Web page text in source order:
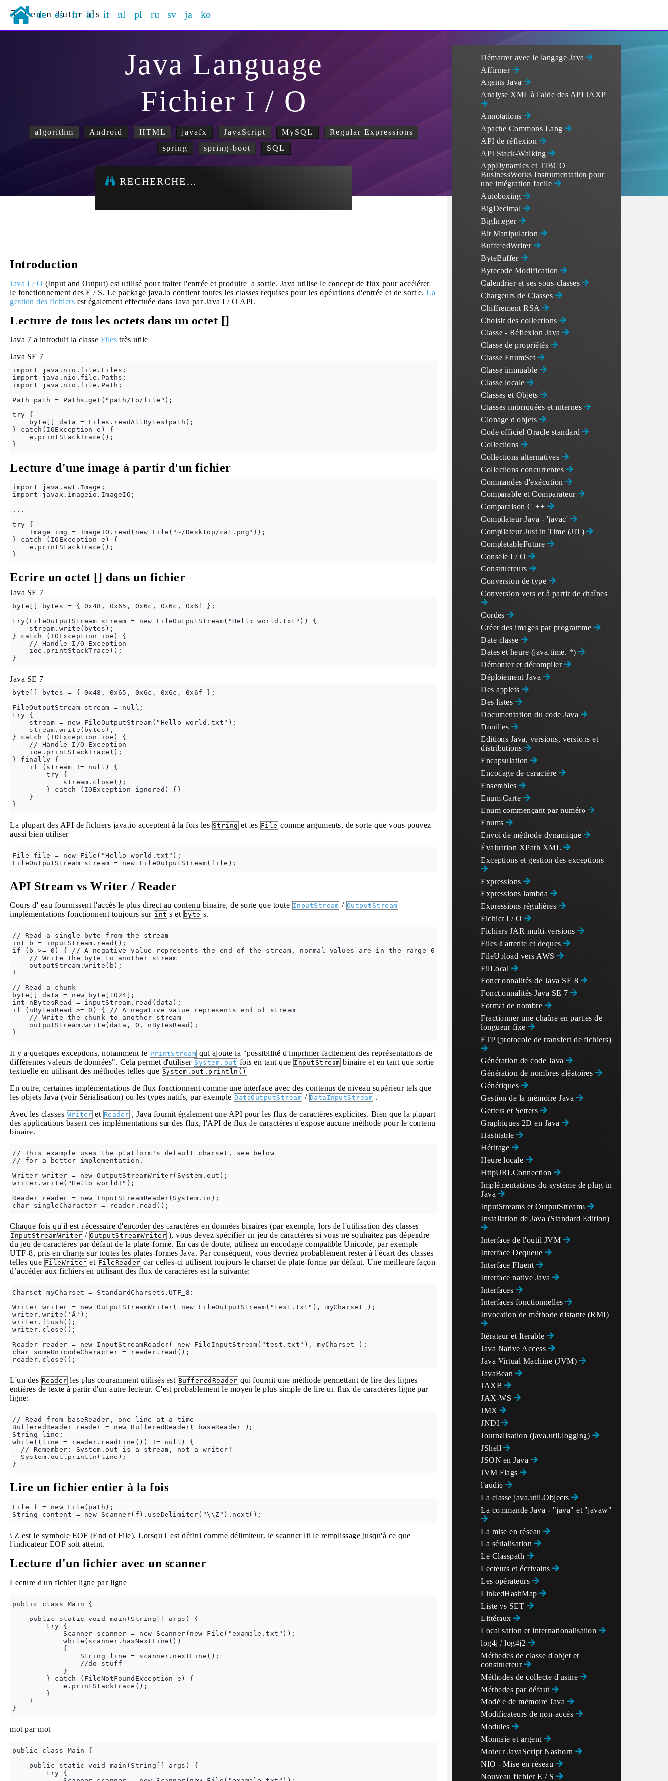
Learn Tutorials
de es fr hi it nl pl ru sv ja ko
Java Language
Fichier I / O
algorithm Android HTML javafx JavaScript MySQL
Regular Expressions
spring
spring-boot SQL
RECHERCHE…
Introduction
Java I / O (Input and Output) est utilisé pour traiter l'entrée et produire la sortie. Java utilise le concept de flux pour accélérer
le fonctionnement des E / S. Le package java.io contient toutes les classes requises pour les opérations d'entrée et de sortie. La
gestion des fichiers est également effectuée dans Java par Java I / O API.
Lecture de tous les octets dans un octet []
Java 7 a introduit la classe Files très utile
Java SE 7
import java.nio.file.Files;
import java.nio.file.Paths;
import java.nio.file.Path;
Path path = Paths.get("path/to/file");
try {
    byte[] data = Files.readAllBytes(path);
} catch(IOException e) {
    e.printStackTrace();
Lecture d'une image à partir d'un fichier
import java.awt.Image;
import javax.imageio.ImageIO;
...
try {
    Image img = ImageIO.read(new File("~/Desktop/cat.png"));
} catch (IOException e) {
    e.printStackTrace();
Ecrire un octet [] dans un fichier
Java SE 7
byte[] bytes = { 0x48, 0x65, 0x6c, 0x6c, 0x6f };
try(FileOutputStream stream = new FileOutputStream("Hello world.txt")) {
    stream.write(bytes);
} catch (IOException ioe) {
    // Handle I/O Exception
    ioe.printStackTrace();
Java SE 7
byte[] bytes = { 0x48, 0x65, 0x6c, 0x6c, 0x6f };
FileOutputStream stream = null;
try {
    stream = new FileOutputStream("Hello world.txt");
    stream.write(bytes);
} catch (IOException ioe) {
    // Handle I/O Exception
    ioe.printStackTrace();
} finally {
    if (stream != null) {
        try {
            stream.close();
        } catch (IOException ignored) {}
    }
La plupart des API de fichiers java.io acceptent à la fois les String et les File comme arguments, de sorte que vous pouvez
aussi bien utiliser
File file = new File("Hello world.txt");
API Stream vs Writer / Reader
Cours d' eau fournissent l'accès le plus direct au contenu binaire, de sorte que toute InputStream / OutputStream
implémentations fonctionnent toujours sur int s et byte s.
// Read a single byte from the stream
int b = inputStream.read();
if (b >= 0) { // A negative value represents the end of the stream, normal values are in the range 0 - 255
    // Write the byte to another stream
    outputStream.write(b);
}
// Read a chunk
byte[] data = new byte[1024];
int nBytesRead = inputStream.read(data);
if (nBytesRead >= 0) { // A negative value represents end of stream
    // Write the chunk to another stream
    outputStream.write(data, 0, nBytesRead);
Il y a quelques exceptions, notamment le PrintStream qui ajoute la "possibilité d'imprimer facilement des représentations de
différentes valeurs de données". Cela permet d'utiliser System.out fois en tant que InputStream binaire et en tant que sortie
textuelle en utilisant des méthodes telles que System.out.println()
.
En outre, certaines implémentations de flux fonctionnent comme une interface avec des contenus de niveau supérieur tels que
les objets Java (voir Sérialisation) ou les types natifs, par exemple DataOutputStream / DataInputStream .
Avec les classes Writer et Reader , Java fournit également une API pour les flux de caractères explicites. Bien que la plupart
des applications basent ces implémentations sur des flux, l'API de flux de caractères n'expose aucune méthode pour le contenu
binaire.
// This example uses the platform's default charset, see below
// for a better implementation.
Writer writer = new OutputStreamWriter(System.out);
writer.write("Hello world!");
Reader reader = new InputStreamReader(System.in);
Chaque fois qu'il est nécessaire d'encoder des caractères en données binaires (par exemple, lors de l'utilisation des classes
InputStreamWriter / OutputStreamWriter ), vous devez spécifier un jeu de caractères si vous ne souhaitez pas dépendre
du jeu de caractères par défaut de la plate-forme. En cas de doute, utilisez un encodage compatible Unicode, par exemple
UTF-8, pris en charge sur toutes les plates-formes Java. Par conséquent, vous devriez probablement rester à l'écart des classes
telles que FileWriter et FileReader car celles-ci utilisent toujours le charset de plate-forme par défaut. Une meilleure façon
d’accéder aux fichiers en utilisant des flux de caractères est la suivante:
Charset myCharset = StandardCharsets.UTF_8;
Writer writer = new OutputStreamWriter( new FileOutputStream("test.txt"), myCharset );
writer.write('Ä');
writer.flush();
writer.close();
Reader reader = new InputStreamReader( new FileInputStream("test.txt"), myCharset );
char someUnicodeCharacter = reader.read();
L'un des Reader les plus couramment utilisés est BufferedReader qui fournit une méthode permettant de lire des lignes
entières de texte à partir d'un autre lecteur. C'est probablement le moyen le plus simple de lire un flux de caractères ligne par
ligne:
// Read from baseReader, one line at a time
BufferedReader reader = new BufferedReader( baseReader );
String line;
while((line = reader.readLine()) != null) {
  // Remember: System.out is a stream, not a writer!
  System.out.println(line);
Lire un fichier entier à la fois
File f = new File(path);
\ Z est le symbole EOF (End of File). Lorsqu'il est défini comme délimiteur, le scanner lit le remplissage jusqu'à ce que
l'indicateur EOF soit atteint.
Lecture d'un fichier avec un scanner
Lecture d'un fichier ligne par ligne
public class Main {
    public static void main(String[] args) {
        try {
            Scanner scanner = new Scanner(new File("example.txt"));
            while(scanner.hasNextLine())
            {
                String line = scanner.nextLine();
                //do stuff
            }
        } catch (FileNotFoundException e) {
            e.printStackTrace();
        }
    }
mot par mot
public class Main {
    public static void main(String[] args) {
        try {
Démarrer avec le langage Java
Affirmer
Agents Java
Analyse XML à l'aide des API JAXP
Annotations
Apache Commons Lang
API de réflexion
API Stack-Walking
AppDynamics et TIBCO
BusinessWorks Instrumentation pour
une intégration facile
Autoboxing
BigDecimal
BigInteger
Bit Manipulation
BufferedWriter
ByteBuffer
Bytecode Modification
Calendrier et ses sous-classes
Chargeurs de Classes
Chiffrement RSA
Choisir des collections
Classe - Réflexion Java
Classe de propriétés
Classe EnumSet
Classe immuable
Classe locale
Classes et Objets
Classes imbriquées et internes
Clonage d'objets
Code officiel Oracle standard
Collections
Collections alternatives
Collections concurrentes
Commandes d'exécution
Comparable et Comparateur
Comparaison C ++
Compilateur Java - 'javac'
Compilateur Just in Time (JIT)
CompletableFuture
Console I / O
Constructeurs
Conversion de type
Conversion vers et à partir de chaînes
Cordes
Créer des images par programme
Date classe
Dates et heure (java.time. *)
Démonter et décompiler
Déploiement Java
Des applets
Des listes
Documentation du code Java
Douilles
Editions Java, versions, versions et
distributions
Encapsulation
Encodage de caractère
Ensembles
Enum Carte
Enum commençant par numéro
Enums
Envoi de méthode dynamique
Évaluation XPath XML
Exceptions et gestion des exceptions
Expressions
Expressions lambda
Expressions régulières
Fichier I / O
Fichiers JAR multi-versions
Files d'attente et deques
FileUpload vers AWS
FilLocal
Fonctionnalités de Java SE 8
Fonctionnalités Java SE 7
Format de nombre
Fractionner une chaîne en parties de
longueur fixe
FTP (protocole de transfert de fichiers)
Génération de code Java
Génération de nombres aléatoires
Génériques
Gestion de la mémoire Java
Getters et Setters
Graphiques 2D en Java
Hashtable
Héritage
Heure locale
HttpURLConnection
Implémentations du système de plug-in
Java
InputStreams et OutputStreams
Installation de Java (Standard Edition)
Interface de l'outil JVM
Interface Dequeue
Interface Fluent
Interface native Java
Interfaces
Interfaces fonctionnelles
Invocation de méthode distante (RMI)
Itérateur et Iterable
Java Native Access
Java Virtual Machine (JVM)
JavaBean
JAXB
JAX-WS
JMX
JNDI
Journalisation (java.util.logging)
JShell
JSON en Java
JVM Flags
l'audio
La classe java.util.Objects
La commande Java - "java" et "javaw"
La mise en réseau
La sérialisation
Le Classpath
Lecteurs et écrivains
Les opérateurs
LinkedHashMap
Liste vs SET
Littéraux
Localisation et internationalisation
log4j / log4j2
Méthodes de classe d'objet et
constructeur
Méthodes de collecte d'usine
Méthodes par défaut
Modèle de mémoire Java
Modificateurs de non-accès
Modules
Monnaie et argent
Moteur JavaScript Nashorn
NIO - Mise en réseau
Nouveau fichier E / S